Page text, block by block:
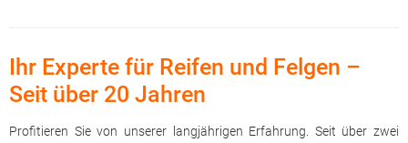
Ihr Experte für Reifen und Felgen –
Seit über 20 Jahren
Profitieren Sie von unserer langjährigen Erfahrung. Seit über zwei